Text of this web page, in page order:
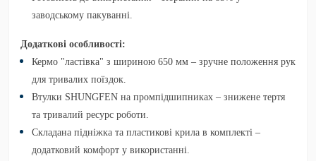
заводському пакуванні.
Додаткові особливості:
Кермо "ластівка" з шириною 650 мм – зручне положення рук
для тривалих поїздок.
Втулки SHUNGFEN на промпідшипниках – знижене тертя
та тривалий ресурс роботи.
Складана підніжка та пластикові крила в комплекті –
додатковий комфорт у використанні.